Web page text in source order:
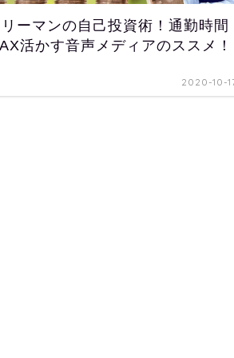
ーマンの自己投資術！通勤時間
活かす音声メディアのススメ！
2020-10-